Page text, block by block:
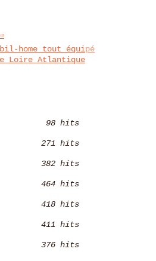
home tout équipé
Loire Atlantique
98 hits
271 hits
382 hits
464 hits
418 hits
411 hits
376 hits